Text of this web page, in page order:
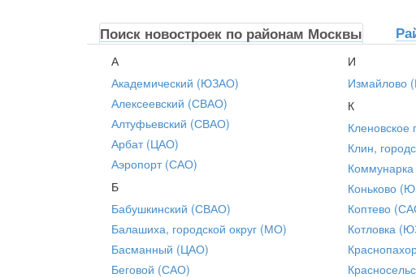
Поиск новостроек по районам Москвы
А
Академический (ЮЗАО)
Алексеевский (СВАО)
Алтуфьевский (СВАО)
Арбат (ЦАО)
Аэропорт (САО)
Б
Бабушкинский (СВАО)
Балашиха, городской округ (МО)
Басманный (ЦАО)
Беговой (САО)
И
Измайлово
К
Клин,
Коньково
Коптево
Котловка